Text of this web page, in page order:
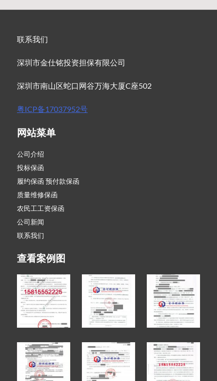
联系我们
深圳市金仕铭投资担保有限公司
深圳市南山区蛇口网谷万海大厦C座502
粤ICP备17037952号
网站菜单
公司介绍
投标保函
履约保函 预付款保函
质量维修保函
农民工工资保函
公司新闻
联系我们
查看案例图